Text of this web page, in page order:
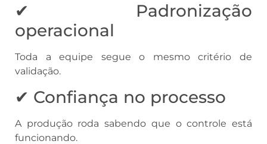
✔ Padronização
operacional
Toda a equipe segue o mesmo critério de
validação.
✔ Confiança no processo
A produção roda sabendo que o controle está
funcionando.